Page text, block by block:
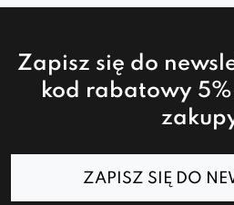
Zapisz się do
kod rabatowy
ZAPISZ SIĘ DO